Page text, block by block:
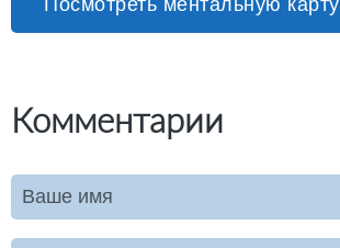
Посмотреть ментальную карту
Комментарии
Ваше имя